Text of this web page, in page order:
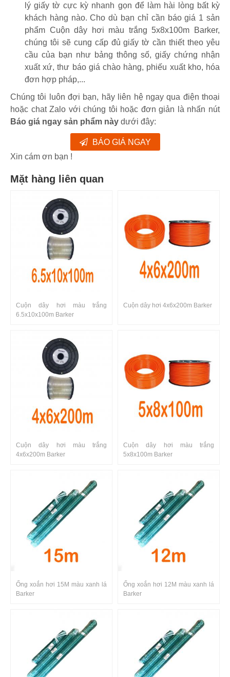
lý giấy tờ cực kỳ nhanh gọn để làm hài lòng bất kỳ
khách hàng nào. Cho dù bạn chỉ cần báo giá 1 sản
phẩm Cuộn dây hơi màu trắng 5x8x100m Barker,
chúng tôi sẽ cung cấp đủ giấy tờ cần thiết theo yêu
cầu của bạn như bảng thông số, giấy chứng nhận
xuất xứ, thư báo giá chào hàng, phiếu xuất kho, hóa
đơn hợp pháp,...
Chúng tôi luôn đợi bạn, hãy liên hệ ngay qua điện thoại
hoặc chat Zalo với chúng tôi hoặc đơn giản là nhấn nút
Báo giá ngay sản phẩm này dưới đây:
BÁO GIÁ NGAY
Xin cám ơn bạn !
Mặt hàng liên quan
Cuộn dây hơi màu trắng
6.5x10x100m Barker
Cuộn dây hơi 4x6x200m Barker
Cuộn dây hơi màu trắng
4x6x200m Barker
Cuộn dây hơi màu trắng
5x8x100m Barker
Ống xoắn hơi 15M màu xanh lá
Barker
Ống xoắn hơi 12M màu xanh lá
Barker